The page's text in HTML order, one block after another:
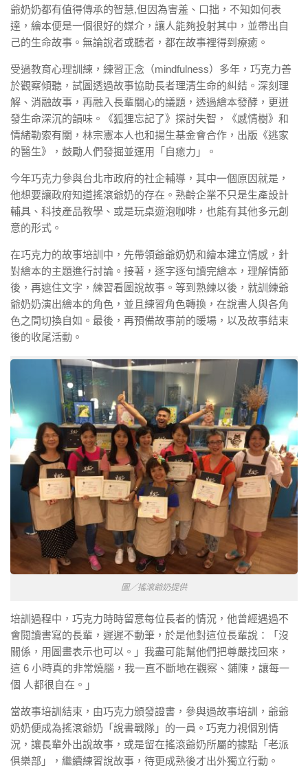
爺奶奶都有值得傳承的智慧,但因為害羞、口拙，不知如何表
達，繪本便是一個很好的媒介，讓人能夠投射其中，並帶出自
己的生命故事。無論說者或聽者，都在故事裡得到療癒。
受過教育心理訓練，練習正念（mindfulness）多年，巧克力善
於觀察傾聽，試圖透過故事協助長者理清生命的糾結。深刻理
解、消融故事，再融入長輩關心的議題，透過繪本發酵，更迸
發生命深沉的韻味。《狐狸忘記了》探討失智，《感情樹》和
情緒勒索有關，林宗憲本人也和揚生基金會合作，出版《逃家
的醫生》，鼓勵人們發掘並運用「自癒力」。
今年巧克力參與台北市政府的社企輔導，其中一個原因就是，
他想要讓政府知道搖滾爺奶的存在。熟齡企業不只是生產設計
輔具、科技產品教學、或是玩桌遊泡咖啡，也能有其他多元創
意的形式。
在巧克力的故事培訓中，先帶領爺爺奶奶和繪本建立情感，針
對繪本的主題進行討論。接著，逐字逐句讀完繪本，理解情節
後，再遮住文字，練習看圖說故事。等到熟練以後，就訓練爺
爺奶奶演出繪本的角色，並且練習角色轉換，在說書人與各角
色之間切換自如。最後，再預備故事前的暖場，以及故事結束
後的收尾活動。
圖／搖滾爺奶提供
培訓過程中，巧克力時時留意每位長者的情況，他曾經遇過不
會閱讀書寫的長輩，遲遲不動筆，於是他對這位長輩說：「沒
關係，用圖畫表示也可以。」我盡可能幫他們把尊嚴找回來，
這 6 小時真的非常燒腦，我一直不斷地在觀察、鋪陳，讓每一
個 人都很自在。」
當故事培訓結束，由巧克力頒發證書，參與過故事培訓，爺爺
奶奶便成為搖滾爺奶「說書戰隊」的一員。巧克力視個別情
況，讓長輩外出說故事，或是留在搖滾爺奶所屬的據點「老派
俱樂部」，繼續練習說故事，待更成熟後才出外獨立行動。